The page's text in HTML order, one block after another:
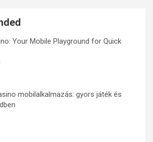
Your Mobile Playground for Quick
mobilalkalmazás: gyors játék és